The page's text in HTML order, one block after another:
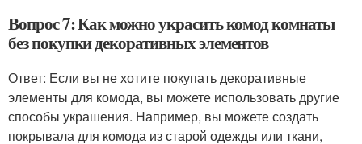
Вопрос 7: Как можно украсить комод комнаты
без покупки декоративных элементов
Ответ: Если вы не хотите покупать декоративные
элементы для комода, вы можете использовать другие
способы украшения. Например, вы можете создать
покрывала для комода из старой одежды или ткани,